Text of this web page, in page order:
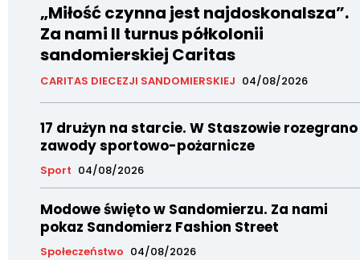
„Miłość czynna jest najdoskonalsza”.
Za nami II turnus półkolonii
sandomierskiej Caritas
CARITAS DIECEZJI SANDOMIERSKIEJ 04/08/2026
17 drużyn na starcie. W Staszowie rozegrano
zawody sportowo-pożarnicze
Sport 04/08/2026
Modowe święto w Sandomierzu. Za nami
pokaz Sandomierz Fashion Street
Społeczeństwo 04/08/2026